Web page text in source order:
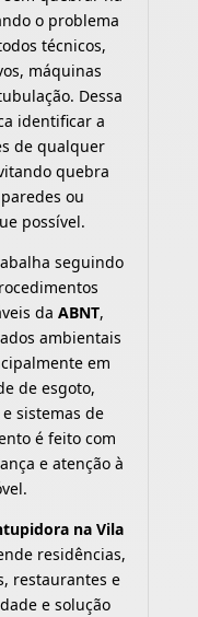
o problema
técnicos,
máquinas
Dessa
identificar a
de qualquer
quebra
ou
possível.
seguindo
daABNT,
ambientais
em
de esgoto,
sistemas de
é feito com
e atenção à
na Vila
residências,
restaurantes e
e solução